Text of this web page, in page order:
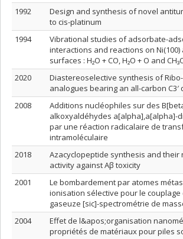
1992
Design and synthesis of novel
to cis-platinum
1994
Vibrational studies of adsorbate-
interactions and reactions on Ni(100)
surfaces : H₂O + CO, H₂O + O and
2020
Diastereoselective synthesis of
analogues bearing an all-carbon
2008
Additions nucléophiles sur des
alkoxyaldéhydes a[alpha],a[alpha]-
par une réaction radicalaire de
intramoléculaire
2018
Azacyclopeptide synthesis and their
activity against Aβ toxicity
2001
Le bombardement par atomes
ionisation sélective pour le
gaseuze [sic]-spectrométrie de
2004
Effet de l&apos;organisation
propriétés de matériaux pour piles